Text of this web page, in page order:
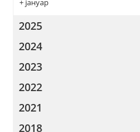
+ јануар
2025
2024
2023
2022
2021
2018